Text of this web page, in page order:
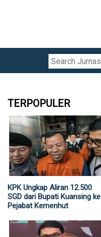
TERPOPULER
KPK Ungkap Aliran 12.500
SGD dari Bupati Kuansing ke
Pejabat Kemenhut